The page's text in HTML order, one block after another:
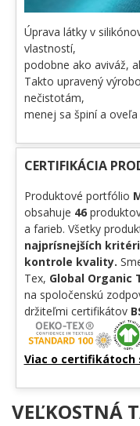
Úprava látky v
vlastností,
podobne ako aviváž,
Takto upravený
nečistotám,
menej sa špiní a
CERTIFIKÁCIA
Produktové portfólio
obsahuje 46
a farieb. Všetky
najprísnejších
kontrole kvality.
Tex, Global Organic
na spoločenskú
držiteľmi certifikátov
Viac o certifikátoch
VEĽKOSTNÁ